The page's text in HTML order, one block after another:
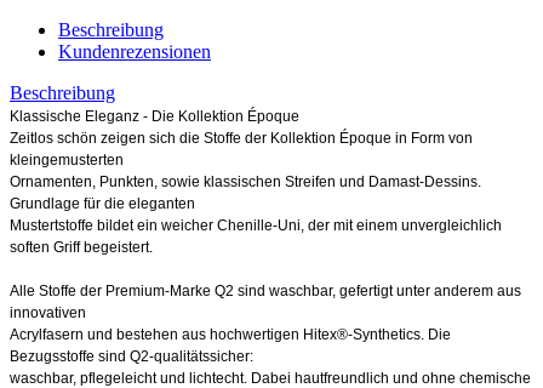
Beschreibung
Kundenrezensionen
Beschreibung
Klassische Eleganz - Die Kollektion Époque
Zeitlos schön zeigen sich die Stoffe der Kollektion Époque in Form von
kleingemusterten
Ornamenten, Punkten, sowie klassischen Streifen und Damast-Dessins.
Grundlage für die eleganten
Mustertstoffe bildet ein weicher Chenille-Uni, der mit einem unvergleichlich
soften Griff begeistert.
Alle Stoffe der Premium-Marke Q2 sind waschbar, gefertigt unter anderem aus
innovativen
Acrylfasern und bestehen aus hochwertigen Hitex®-Synthetics. Die
Bezugsstoffe sind Q2-qualitätssicher:
waschbar, pflegeleicht und lichtecht. Dabei hautfreundlich und ohne chemische